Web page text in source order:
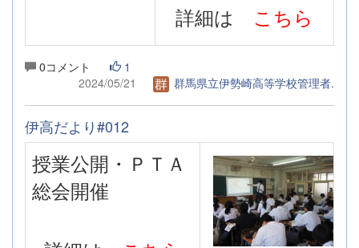
詳細は こちら
0コメント
1
2024/05/21
群馬県立伊勢崎高等学校管理者.
伊高だより#012
授業公開・ＰＴＡ
総会開催